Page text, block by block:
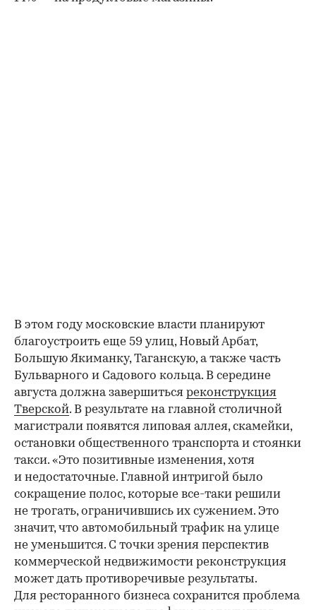
В этом году московские власти планируют
благоустроить еще 59 улиц, Новый Арбат,
Большую Якиманку, Таганскую, а также часть
Бульварного и Садового кольца. В середине
августа должна завершиться реконструкция
Тверской. В результате на главной столичной
магистрали появятся липовая аллея, скамейки,
остановки общественного транспорта и стоянки
такси. «Это позитивные изменения, хотя
и недостаточные. Главной интригой было
сокращение полос, которые все-таки решили
не трогать, ограничившись их сужением. Это
значит, что автомобильный трафик на улице
не уменьшится. С точки зрения перспектив
коммерческой недвижимости реконструкция
может дать противоречивые результаты.
Для ресторанного бизнеса сохранится проблема